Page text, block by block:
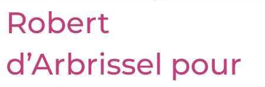
Robert
d’Arbrissel pour